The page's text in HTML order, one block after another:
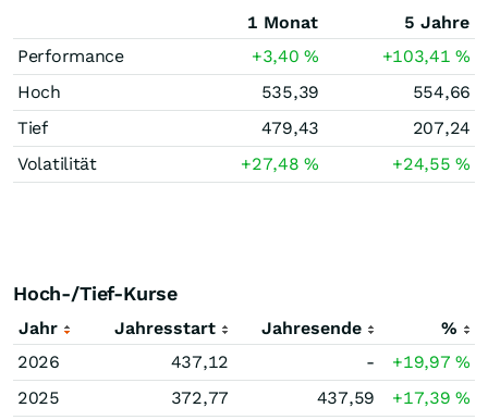
1 Monat
5 Jahre
Performance
+3,40% +103,41%
Hoch
535,39
554,66
Tief
479,43
207,24
Volatilität
+27,48% +24,55%
Hoch-/Tief-Kurse
Jahr Jahresstart Jahresende
%
2026
437,12 - +19,97%
2025
372,77 437,59 +17,39%